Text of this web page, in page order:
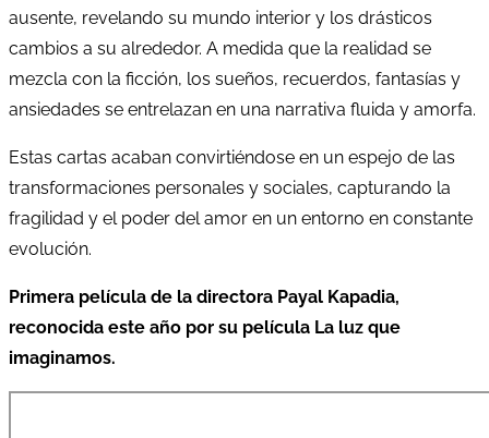
ausente, revelando su mundo interior y los drásticos
cambios a su alrededor. A medida que la realidad se
mezcla con la ficción, los sueños, recuerdos, fantasías y
ansiedades se entrelazan en una narrativa fluida y amorfa.
Estas cartas acaban convirtiéndose en un espejo de las
transformaciones personales y sociales, capturando la
fragilidad y el poder del amor en un entorno en constante
evolución.
Primera película de la directora Payal Kapadia,
reconocida este año por su película La luz que
imaginamos.